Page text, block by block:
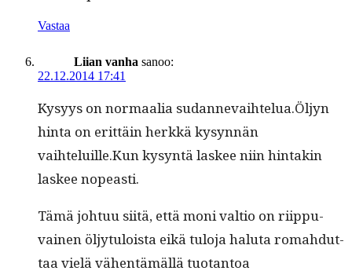
Vastaa
Liian vanha sanoo:
22.12.2014 17:41
Kysyys on nor­maalia sudannevaihtelua.Öljyn
hin­ta on erit­täin herkkä kysyn­nän
vaihteluille.Kun kysyn­tä las­kee niin hin­takin
las­kee nopeasti.
Tämä johtuu siitä, että moni val­tio on riip­pu­
vainen öljy­tu­loista eikä tulo­ja halu­ta rom­ah­dut­
taa vielä vähen­tämäl­lä tuotantoa